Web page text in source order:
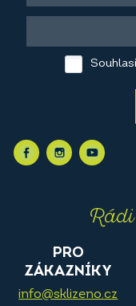
PRO
ZÁKAZNÍKY
info@sklizeno.cz